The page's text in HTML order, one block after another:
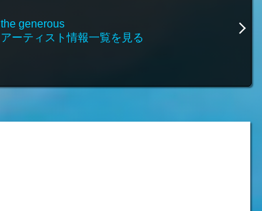
the generous
アーティスト情報一覧を見る